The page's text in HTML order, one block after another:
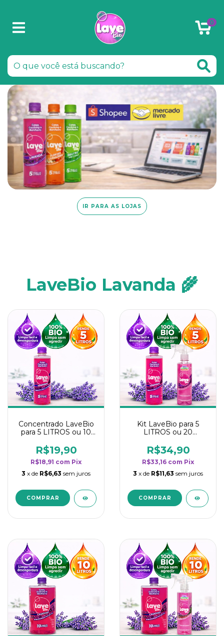
0
IR PARA AS LOJAS
LaveBio Lavanda 🌾
Concentrado LaveBio
para 5 LITROS ou 10
rendimento da
categoria - Lavanda
R$19,90
R$18,91 com Pix
3 x de R$6,63 sem juros
Kit LaveBio para 5
LITROS ou 20
rendimento da
categoria - Lavanda
R$34,90
R$33,16 com Pix
3 x de R$11,63 sem juros